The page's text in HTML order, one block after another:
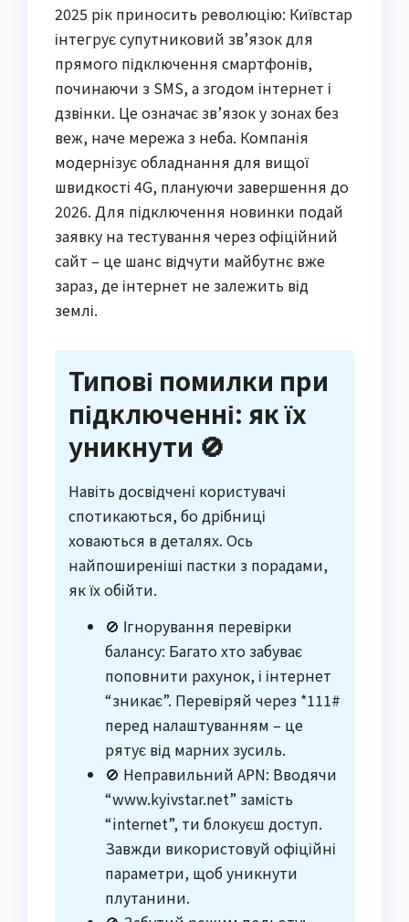
2025 рік приносить революцію: Київстар
інтегрує супутниковий зв’язок для
прямого підключення смартфонів,
починаючи з SMS, а згодом інтернет і
дзвінки. Це означає зв’язок у зонах без
веж, наче мережа з неба. Компанія
модернізує обладнання для вищої
швидкості 4G, плануючи завершення до
2026. Для підключення новинки подай
заявку на тестування через офіційний
сайт – це шанс відчути майбутнє вже
зараз, де інтернет не залежить від
землі.
Типові помилки при
підключенні: як їх
уникнути 🚫
Навіть досвідчені користувачі
спотикаються, бо дрібниці
ховаються в деталях. Ось
найпоширеніші пастки з порадами,
як їх обійти.
🚫 Ігнорування перевірки
балансу: Багато хто забуває
поповнити рахунок, і інтернет
“зникає”. Перевіряй через *111#
перед налаштуванням – це
рятує від марних зусиль.
🚫 Неправильний APN: Вводячи
“www.kyivstar.net” замість
“internet”, ти блокуєш доступ.
Завжди використовуй офіційні
параметри, щоб уникнути
плутанини.